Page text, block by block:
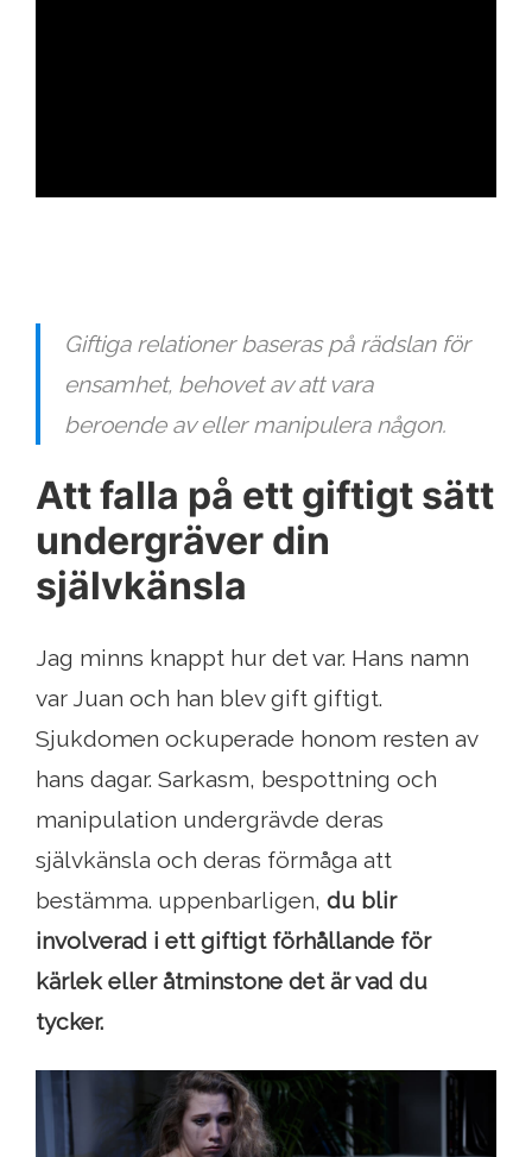
Giftiga relationer baseras på rädslan för
ensamhet, behovet av att vara
beroende av eller manipulera någon.
Att falla på ett giftigt sätt
undergräver din
självkänsla
Jag minns knappt hur det var. Hans namn
var Juan och han blev gift giftigt.
Sjukdomen ockuperade honom resten av
hans dagar. Sarkasm, bespottning och
manipulation undergrävde deras
självkänsla och deras förmåga att
bestämma. uppenbarligen, du blir
involverad i ett giftigt förhållande för
kärlek eller åtminstone det är vad du
tycker.